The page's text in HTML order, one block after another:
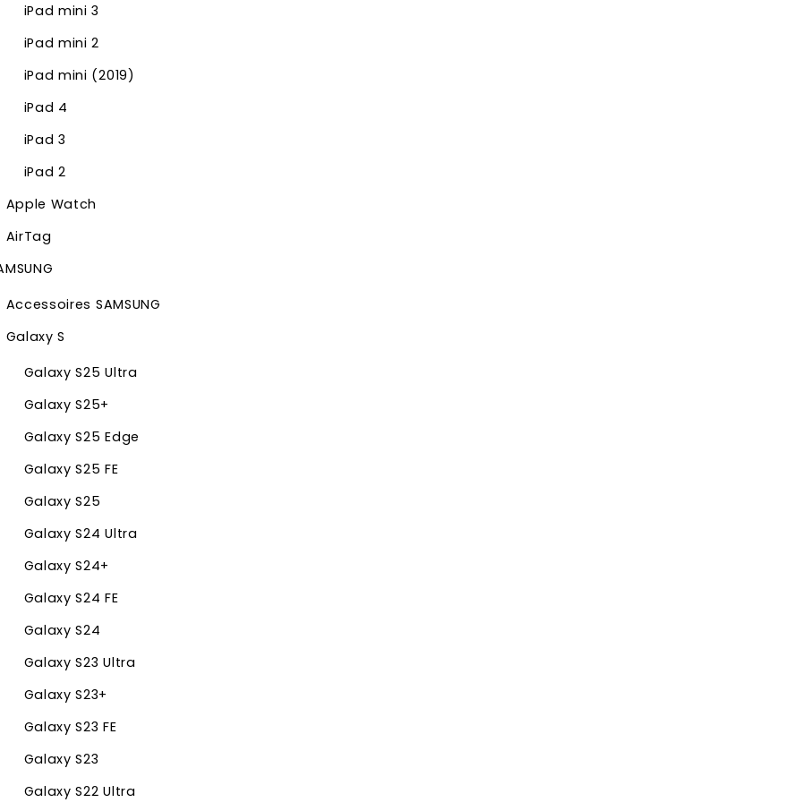
iPad mini 3
iPad mini 2
iPad mini (2019)
iPad 4
iPad 3
iPad 2
Apple Watch
AirTag
Accessoires SAMSUNG
Galaxy S
Galaxy S25 Ultra
Galaxy S25+
Galaxy S25 Edge
Galaxy S25 FE
Galaxy S25
Galaxy S24 Ultra
Galaxy S24+
Galaxy S24 FE
Galaxy S24
Galaxy S23 Ultra
Galaxy S23+
Galaxy S23 FE
Galaxy S23
Galaxy S22 Ultra